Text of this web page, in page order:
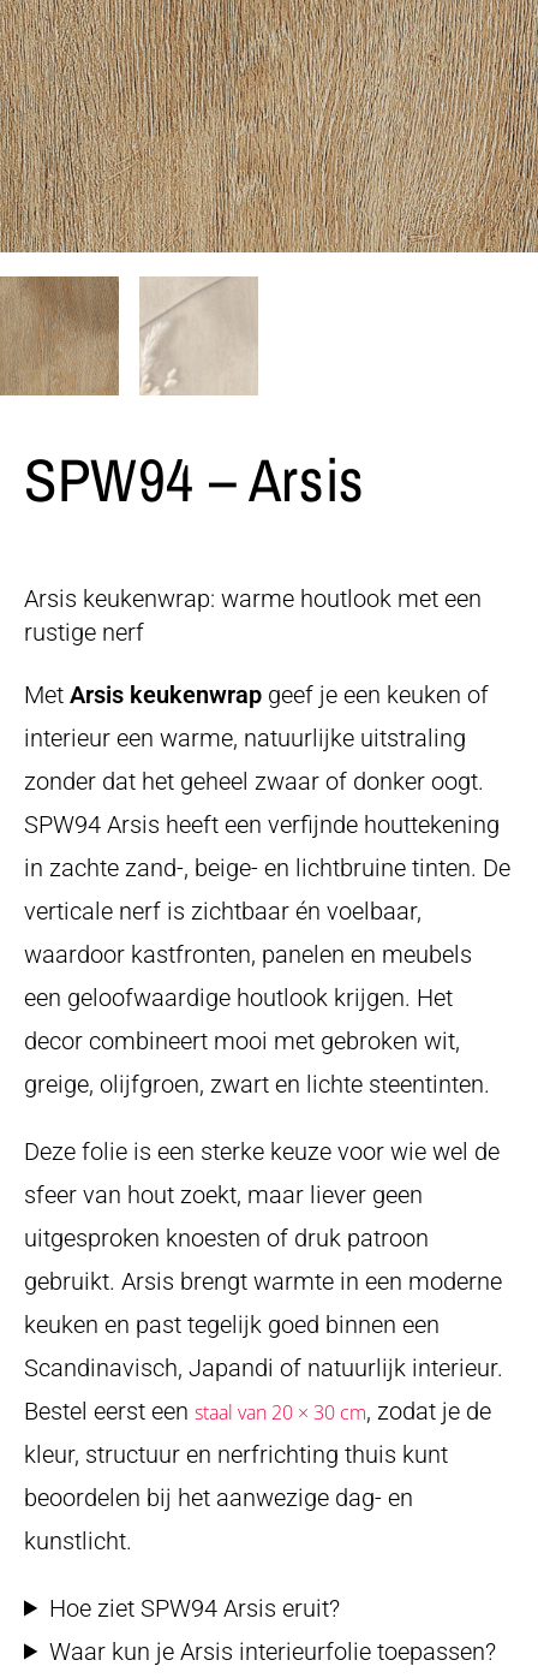
SPW94 – Arsis
Arsis keukenwrap: warme houtlook met een
rustige nerf
Met Arsis keukenwrap geef je een keuken of
interieur een warme, natuurlijke uitstraling
zonder dat het geheel zwaar of donker oogt.
SPW94 Arsis heeft een verfijnde houttekening
in zachte zand-, beige- en lichtbruine tinten. De
verticale nerf is zichtbaar én voelbaar,
waardoor kastfronten, panelen en meubels
een geloofwaardige houtlook krijgen. Het
decor combineert mooi met gebroken wit,
greige, olijfgroen, zwart en lichte steentinten.
Deze folie is een sterke keuze voor wie wel de
sfeer van hout zoekt, maar liever geen
uitgesproken knoesten of druk patroon
gebruikt. Arsis brengt warmte in een moderne
keuken en past tegelijk goed binnen een
Scandinavisch, Japandi of natuurlijk interieur.
Bestel eerst een staal van 20 × 30 cm, zodat je de
kleur, structuur en nerfrichting thuis kunt
beoordelen bij het aanwezige dag- en
kunstlicht.
Hoe ziet SPW94 Arsis eruit?
Waar kun je Arsis interieurfolie toepassen?